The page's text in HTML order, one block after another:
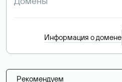
Информация о домене
Рекомендуем